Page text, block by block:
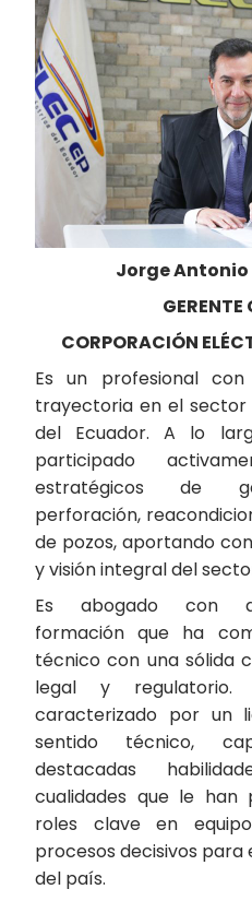
Jorge
GERENTE
CORPORACIÓN
Es un profesional
trayectoria en el
del Ecuador. A lo
participado
estratégicos de
perforación,
de pozos, aportando
y visión integral del
Es abogado con
formación que ha
técnico con una sólida
legal y
caracterizado por un
sentido técnico,
destacadas
cualidades que le han
roles clave en
procesos decisivos
del país.